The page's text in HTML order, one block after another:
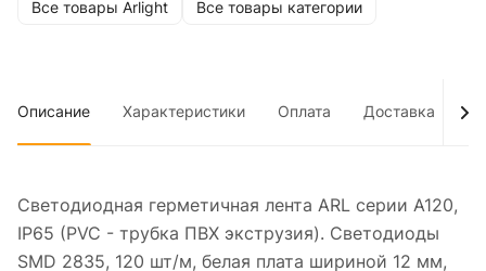
Все товары Arlight Все товары категории
Описание Характеристики Оплата Доставка
Светодиодная герметичная лента ARL серии A120,
IP65 (PVC - трубка ПВХ экструзия). Светодиоды
SMD 2835, 120 шт/м, белая плата шириной 12 мм,